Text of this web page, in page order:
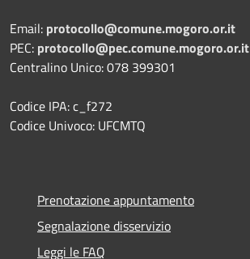
Email: protocollo@comune.mogoro.or.it
PEC: protocollo@pec.comune.mogoro.or.it
Centralino Unico: 078 399301
Codice IPA: c_f272
Codice Univoco: UFCMTQ
Prenotazione appuntamento
Segnalazione disservizio
Leggi le FAQ